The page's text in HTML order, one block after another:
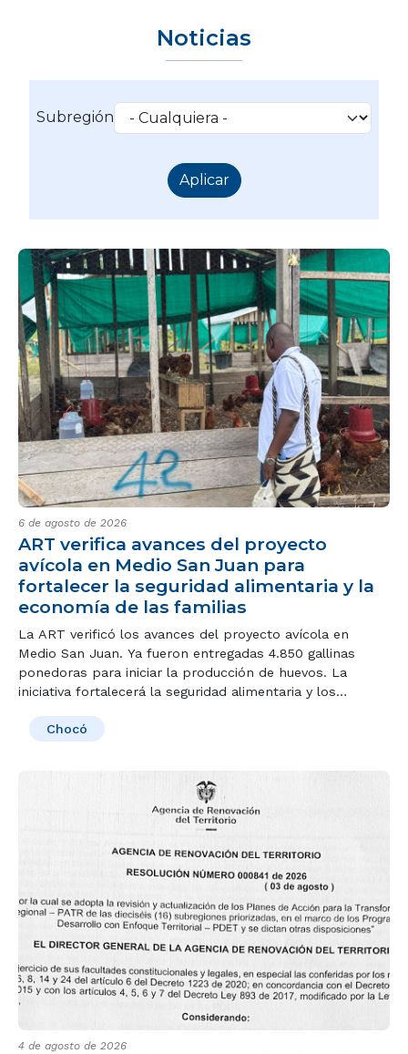
Noticias
Subregión
6 de agosto de 2026
ART verifica avances del proyecto
avícola en Medio San Juan para
fortalecer la seguridad alimentaria y la
economía de las familias
La ART verificó los avances del proyecto avícola en
Medio San Juan. Ya fueron entregadas 4.850 gallinas
ponedoras para iniciar la producción de huevos. La
iniciativa fortalecerá la seguridad alimentaria y los
Chocó
4 de agosto de 2026